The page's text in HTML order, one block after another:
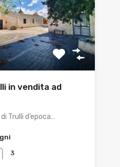
in vendita ad
Trulli d’epoca…
3